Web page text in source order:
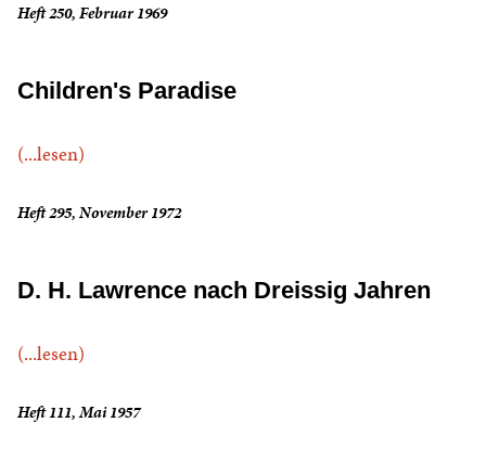
Heft 250, Februar 1969
Children's Paradise
(...lesen)
Heft 295, November 1972
D. H. Lawrence nach Dreissig Jahren
(...lesen)
Heft 111, Mai 1957